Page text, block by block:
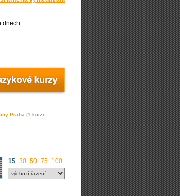
dnech
Praha (1 kurz)
15 30 50 75 100